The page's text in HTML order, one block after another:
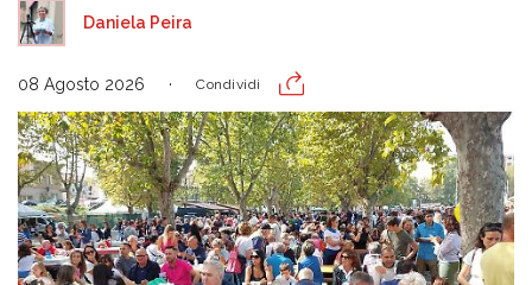
Daniela Peira
08 Agosto 2026 Condividi